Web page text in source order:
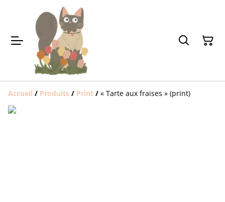
Accueil / Produits / Print / « Tarte aux fraises » (print)